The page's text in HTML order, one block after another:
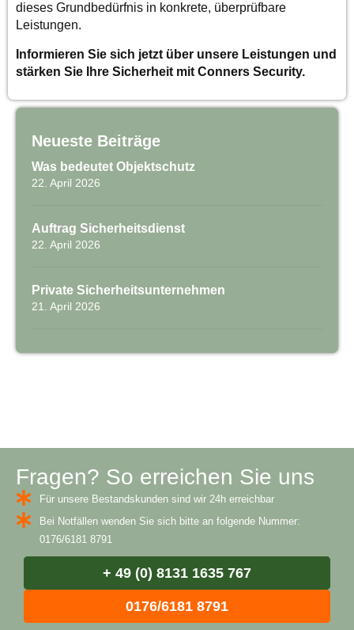
dieses Grundbedürfnis in konkrete, überprüfbare
Leistungen.
Informieren Sie sich jetzt über unsere Leistungen und
stärken Sie Ihre Sicherheit mit Conners Security.
Neueste Beiträge
Was bedeutet Objektschutz
22. April 2026
Auftrag Sicherheitsdienst
22. April 2026
Private Sicherheitsunternehmen
21. April 2026
Fragen? So erreichen Sie uns
Für unsere Bestandskunden sind wir 24h erreichbar
Bei Notfällen wenden Sie sich bitte an folgende Nummer:
0176/6181 8791
+ 49 (0) 8131 1635 767
0176/6181 8791